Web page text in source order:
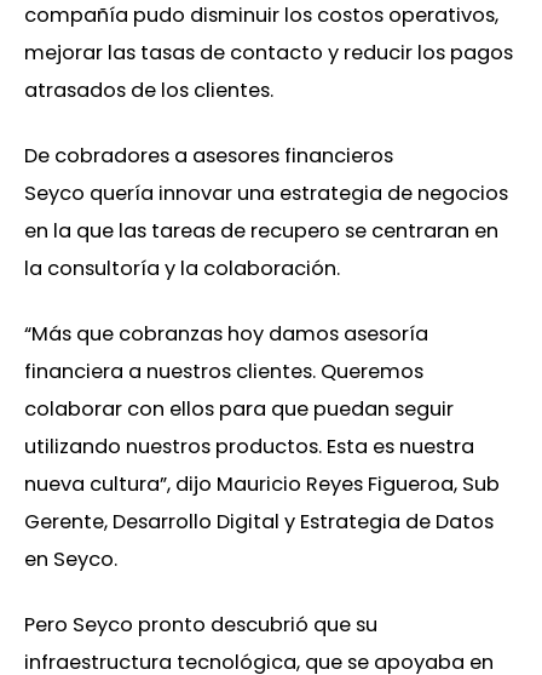
compañía pudo disminuir los costos operativos,
mejorar las tasas de contacto y reducir los pagos
atrasados ​​de los clientes.
De cobradores a asesores financieros
Seyco quería innovar una estrategia de negocios
en la que las tareas de recupero se centraran en
la consultoría y la colaboración.
“Más que cobranzas hoy damos asesoría
financiera a nuestros clientes. Queremos
colaborar con ellos para que puedan seguir
utilizando nuestros productos. Esta es nuestra
nueva cultura”, dijo Mauricio Reyes Figueroa, Sub
Gerente, Desarrollo Digital y Estrategia de Datos
en Seyco.
Pero Seyco pronto descubrió que su
infraestructura tecnológica, que se apoyaba en